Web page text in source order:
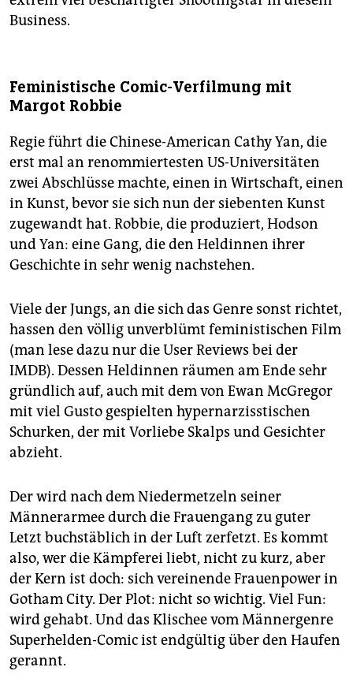
Business.
Feministische Comic-Verfilmung mit
Margot Robbie
Regie führt die Chinese-American Cathy Yan, die
erst mal an renommiertesten US-Universitäten
zwei Abschlüsse machte, einen in Wirtschaft, einen
in Kunst, bevor sie sich nun der siebenten Kunst
zugewandt hat. Robbie, die produziert, Hodson
und Yan: eine Gang, die den Heldinnen ihrer
Geschichte in sehr wenig nachstehen.
Viele der Jungs, an die sich das Genre sonst richtet,
hassen den völlig unverblümt feministischen Film
(man lese dazu nur die User Reviews bei der
IMDB). Dessen Heldinnen räumen am Ende sehr
gründlich auf, auch mit dem von Ewan McGregor
mit viel Gusto gespielten hypernarzisstischen
Schurken, der mit Vorliebe Skalps und Gesichter
abzieht.
Der wird nach dem Niedermetzeln seiner
Männerarmee durch die Frauengang zu guter
Letzt buchstäblich in der Luft zerfetzt. Es kommt
also, wer die Kämpferei liebt, nicht zu kurz, aber
der Kern ist doch: sich vereinende Frauenpower in
Gotham City. Der Plot: nicht so wichtig. Viel Fun:
wird gehabt. Und das Klischee vom Männergenre
Superhelden-Comic ist endgültig über den Haufen
gerannt.